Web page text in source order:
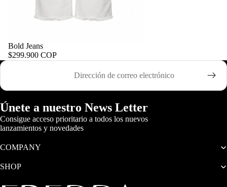
Bold Jeans
$299.900 COP
Correo electrónico
Únete a nuestro News Letter
Consigue acceso prioritario a todos los nuevos
lanzamientos y novedades
COMPANY
SHOP